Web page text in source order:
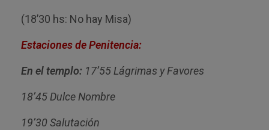
(18’30 hs: No hay Misa)
Estaciones de Penitencia:
En el templo: 17’55 Lágrimas y Favores
18’45 Dulce Nombre
19’30 Salutación